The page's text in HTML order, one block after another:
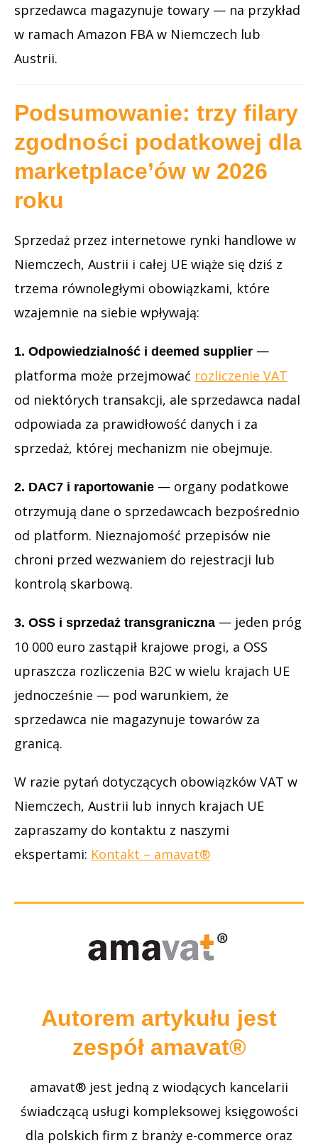
sprzedawca magazynuje towary — na przykład
w ramach Amazon FBA w Niemczech lub
Austrii.
Podsumowanie: trzy filary
zgodności podatkowej dla
marketplace’ów w 2026
roku
Sprzedaż przez internetowe rynki handlowe w
Niemczech, Austrii i całej UE wiąże się dziś z
trzema równoległymi obowiązkami, które
wzajemnie na siebie wpływają:
1. Odpowiedzialność i deemed supplier —
platforma może przejmować rozliczenie VAT
od niektórych transakcji, ale sprzedawca nadal
odpowiada za prawidłowość danych i za
sprzedaż, której mechanizm nie obejmuje.
2. DAC7 i raportowanie — organy podatkowe
otrzymują dane o sprzedawcach bezpośrednio
od platform. Nieznajomość przepisów nie
chroni przed wezwaniem do rejestracji lub
kontrolą skarbową.
3. OSS i sprzedaż transgraniczna — jeden próg
10 000 euro zastąpił krajowe progi, a OSS
upraszcza rozliczenia B2C w wielu krajach UE
jednocześnie — pod warunkiem, że
sprzedawca nie magazynuje towarów za
granicą.
W razie pytań dotyczących obowiązków VAT w
Niemczech, Austrii lub innych krajach UE
zapraszamy do kontaktu z naszymi
ekspertami: Kontakt – amavat®
Autorem artykułu jest
zespół amavat®
amavat® jest jedną z wiodących kancelarii
świadczącą usługi kompleksowej księgowości
dla polskich firm z branży e-commerce oraz